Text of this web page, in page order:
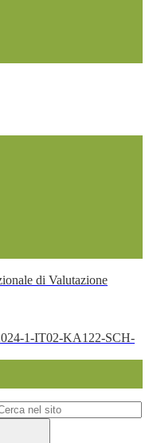
di Valutazione
1-IT02-KA122-SCH-